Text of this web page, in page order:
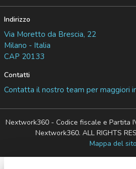
Indirizzo
Via Moretto da Brescia, 22
Milano - Italia
CAP 20133
Contatti
Contatta il nostro team per maggiori
Nextwork360 - Codice fiscale e Partita
Nextwork360. ALL RIGHTS
Mappa del sito